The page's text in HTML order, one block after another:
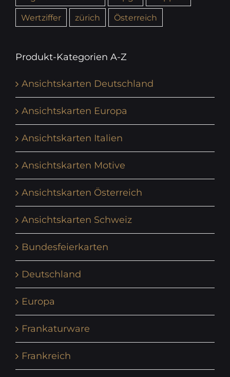
Wertziffer
zürich Österreich
Produkt-Kategorien A-Z
Ansichtskarten Deutschland
Ansichtskarten Europa
Ansichtskarten Italien
Ansichtskarten Motive
Ansichtskarten Österreich
Ansichtskarten Schweiz
Bundesfeierkarten
Deutschland
Europa
Frankaturware
Frankreich